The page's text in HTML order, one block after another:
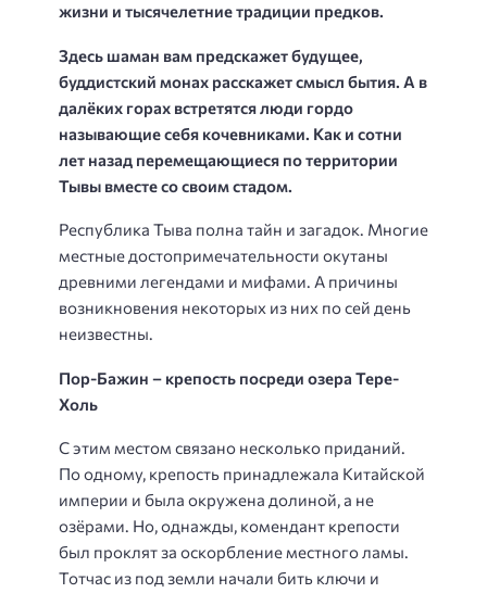
жизни и тысячелетние традиции предков.
Здесь шаман вам предскажет будущее,
буддистский монах расскажет смысл бытия. А в
далёких горах встретятся люди гордо
называющие себя кочевниками. Как и сотни
лет назад перемещающиеся по территории
Тывы вместе со своим стадом.
Республика Тыва полна тайн и загадок. Многие
местные достопримечательности окутаны
древними легендами и мифами. А причины
возникновения некоторых из них по сей день
неизвестны.
Пор-Бажин – крепость посреди озера Тере-
Холь
С этим местом связано несколько приданий.
По одному, крепость принадлежала Китайской
империи и была окружена долиной, а не
озёрами. Но, однажды, комендант крепости
был проклят за оскорбление местного ламы.
Тотчас из под земли начали бить ключи и